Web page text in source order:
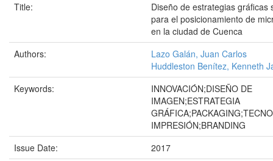
Title:
Diseño de estrategias gráficas
para el posicionamiento de
en la ciudad de Cuenca
Authors:
Lazo Galán, Juan Carlos
Huddleston Benítez, Kenneth
Keywords:
INNOVACIÓN;DISEÑO DE
IMAGEN;ESTRATEGIA
IMPRESIÓN;BRANDING
Issue Date:
2017